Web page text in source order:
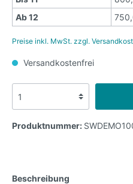
Ab12
Preise inkl. MwSt. zzgl.
Versandkostenfrei
Produktnummer:
Beschreibung